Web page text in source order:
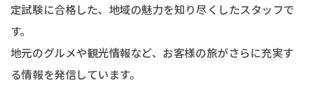
定試験に合格した、地域の魅力を知り尽くしたスタッフで
す。
地元のグルメや観光情報など、お客様の旅がさらに充実す
る情報を発信しています。